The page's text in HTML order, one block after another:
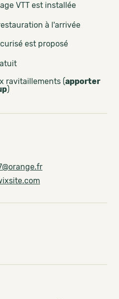
VTT est installée
à l'arrivée
est proposé
ravitaillements (apporter
)